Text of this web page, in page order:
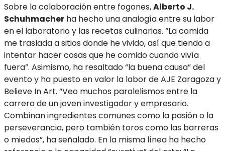
Sobre la colaboración entre fogones,Alberto J.
Schuhmacher ha hecho una analogía entre su labor
en el laboratorio y las recetas culinarias. “La comida
me traslada a sitios donde he vivido, así que tiendo a
intentar hacer cosas que he comido cuando vivía
fuera”. Asimismo, ha resaltado “la buena causa” del
evento y ha puesto en valor la labor de AJE Zaragoza y
Believe In Art. “Veo muchos paralelismos entre la
carrera de un joven investigador y empresario.
Combinan ingredientes comunes como la pasión o la
perseverancia, pero también toros como las barreras
o miedos”, ha señalado. En la misma línea ha hecho